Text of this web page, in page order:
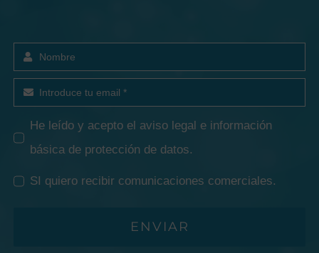
He leído y acepto el aviso legal e información
básica de protección de datos.
SI quiero recibir comunicaciones comerciales.
ENVIAR